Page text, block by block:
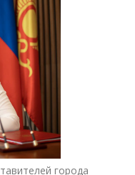
города